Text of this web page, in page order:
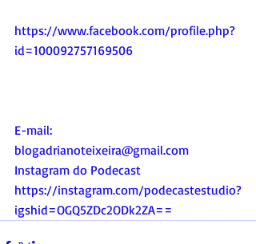
https://www.facebook.com/profile.php?
id=100092757169506
E-mail:
blogadrianoteixeira@gmail.com
Instagram do Podecast
https://instagram.com/podecastestudio?
igshid=OGQ5ZDc2ODk2ZA==